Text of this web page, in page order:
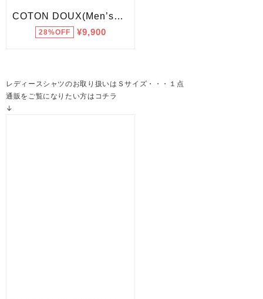
レディースシャツのお取り扱いはＳサイズ・・・１点
通販をご覧になりたい方はコチラ
↓